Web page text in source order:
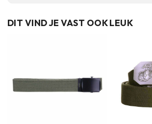
DIT VIND JE VAST OOK LEUK